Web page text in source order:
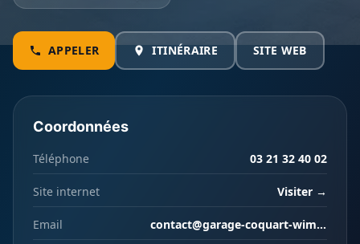
APPELER ITINÉRAIRE SITE WEB
Coordonnées
Téléphone 03 21 32 40 02
Site internet Visiter →
Email contact@garage-coquart-wimereux.com